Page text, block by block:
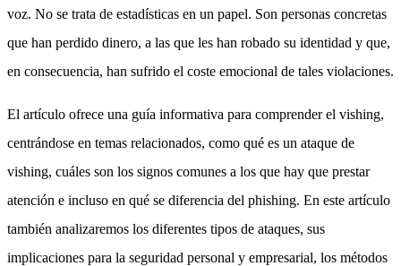
voz. No se trata de estadísticas en un papel. Son personas concretas
que han perdido dinero, a las que les han robado su identidad y que,
en consecuencia, han sufrido el coste emocional de tales violaciones.
El artículo ofrece una guía informativa para comprender el vishing,
centrándose en temas relacionados, como qué es un ataque de
vishing, cuáles son los signos comunes a los que hay que prestar
atención e incluso en qué se diferencia del phishing. En este artículo
también analizaremos los diferentes tipos de ataques, sus
implicaciones para la seguridad personal y empresarial, los métodos